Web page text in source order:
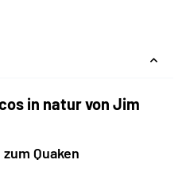
in natur von Jim
Quaken